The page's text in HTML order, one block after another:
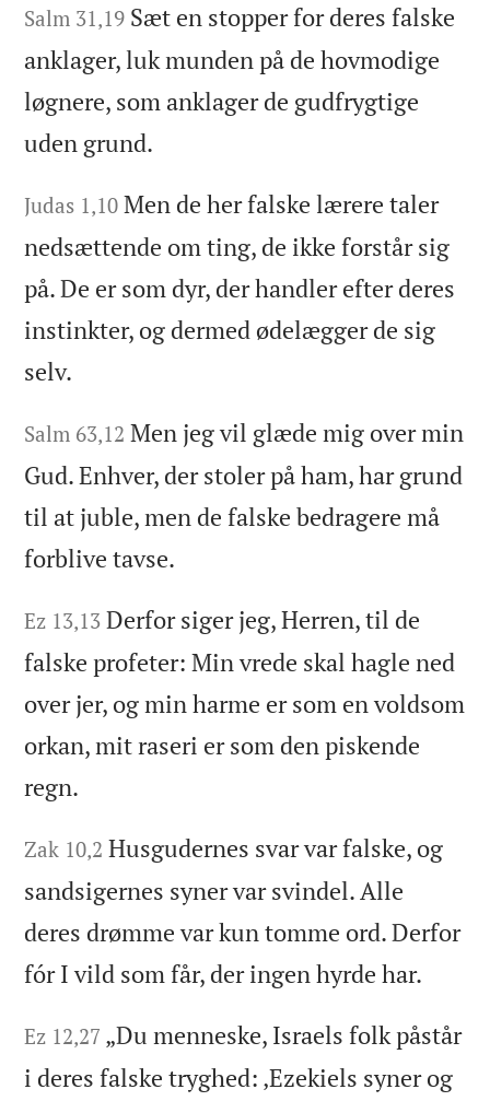
Salm 31,19 Sæt en stopper for deres falske
anklager, luk munden på de hovmodige
løgnere, som anklager de gudfrygtige
uden grund.
Judas 1,10 Men de her falske lærere taler
nedsættende om ting, de ikke forstår sig
på. De er som dyr, der handler efter deres
instinkter, og dermed ødelægger de sig
selv.
Salm 63,12 Men jeg vil glæde mig over min
Gud. Enhver, der stoler på ham, har grund
til at juble, men de falske bedragere må
forblive tavse.
Ez 13,13 Derfor siger jeg, Herren, til de
falske profeter: Min vrede skal hagle ned
over jer, og min harme er som en voldsom
orkan, mit raseri er som den piskende
regn.
Zak 10,2 Husgudernes svar var falske, og
sandsigernes syner var svindel. Alle
deres drømme var kun tomme ord. Derfor
fór I vild som får, der ingen hyrde har.
Ez 12,27 „Du menneske, Israels folk påstår
i deres falske tryghed: ‚Ezekiels syner og